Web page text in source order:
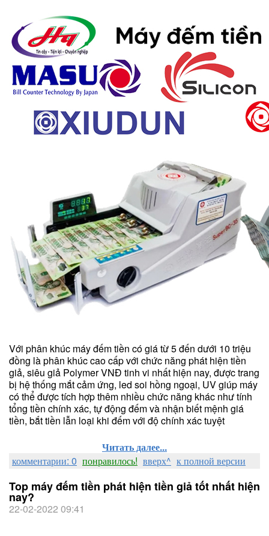
Với phân khúc máy đếm tiền có giá từ 5 đến dưới 10 triệu
đồng là phân khúc cao cấp với chức năng phát hiện tiền
giả, siêu giả Polymer VNĐ tinh vi nhất hiện nay, được trang
bị hệ thống mắt cảm ứng, led soi hồng ngoại, UV giúp máy
có thể được tích hợp thêm nhiều chức năng khác như tính
tổng tiền chính xác, tự động đếm và nhận biết mệnh giá
tiền, bắt tiền lẫn loại khi đếm với độ chính xác tuyệt
Читать далее...
комментарии: 0 понравилось! вверх^ к полной версии
Top máy đếm tiền phát hiện tiền giả tốt nhất hiện
nay?
22-02-2022 09:41